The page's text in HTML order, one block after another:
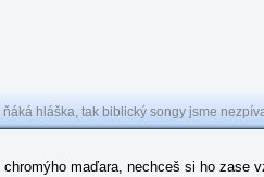
ňáká hláška, tak biblický songy jsme
maďara, nechceš si ho zase